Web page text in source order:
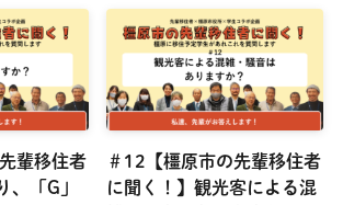
輩移住者
、「G」
＃12【橿原市の先輩移住者
に聞く！】観光客による混